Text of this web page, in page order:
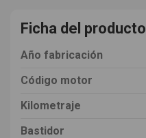
Ficha del producto
Año fabricación
Código motor
Kilometraje
Bastidor